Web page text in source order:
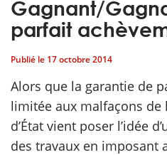
& Élu local
& Finances locales
publique
Gagnant/
parfait
Publié le 17 octobre 2014
Alors que la garantie de
limitée aux malfaçons de
d’État vient poser l’idée
des travaux en imposant